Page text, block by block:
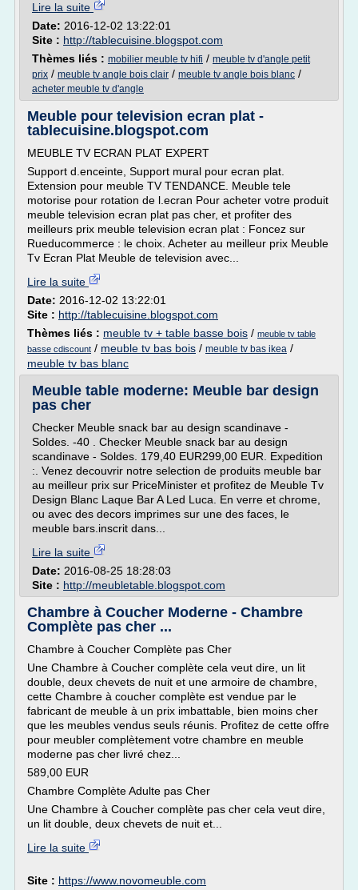
Lire la suite
Date: 2016-12-02 13:22:01
Site : http://tablecuisine.blogspot.com
Thèmes liés : mobilier meuble tv hifi / meuble tv d'angle petit
prix / meuble tv angle bois clair / meuble tv angle bois blanc /
acheter meuble tv d'angle
Meuble pour television ecran plat -
tablecuisine.blogspot.com
MEUBLE TV ECRAN PLAT EXPERT
Support d.enceinte, Support mural pour ecran plat.
Extension pour meuble TV TENDANCE. Meuble tele
motorise pour rotation de l.ecran Pour acheter votre produit
meuble television ecran plat pas cher, et profiter des
meilleurs prix meuble television ecran plat : Foncez sur
Rueducommerce : le choix. Acheter au meilleur prix Meuble
Tv Ecran Plat Meuble de television avec...
Lire la suite
Date: 2016-12-02 13:22:01
Site : http://tablecuisine.blogspot.com
Thèmes liés : meuble tv + table basse bois / meuble tv table
basse cdiscount / meuble tv bas bois / meuble tv bas ikea /
meuble tv bas blanc
Meuble table moderne: Meuble bar design
pas cher
Checker Meuble snack bar au design scandinave -
Soldes. -40 . Checker Meuble snack bar au design
scandinave - Soldes. 179,40 EUR299,00 EUR. Expedition
:. Venez decouvrir notre selection de produits meuble bar
au meilleur prix sur PriceMinister et profitez de Meuble Tv
Design Blanc Laque Bar A Led Luca. En verre et chrome,
ou avec des decors imprimes sur une des faces, le
meuble bars.inscrit dans...
Lire la suite
Date: 2016-08-25 18:28:03
Site : http://meubletable.blogspot.com
Chambre à Coucher Moderne - Chambre
Complète pas cher ...
Chambre à Coucher Complète pas Cher
Une Chambre à Coucher complète cela veut dire, un lit
double, deux chevets de nuit et une armoire de chambre,
cette Chambre à coucher complète est vendue par le
fabricant de meuble à un prix imbattable, bien moins cher
que les meubles vendus seuls réunis. Profitez de cette offre
pour meubler complètement votre chambre en meuble
moderne pas cher livré chez...
589,00 EUR
Chambre Complète Adulte pas Cher
Une Chambre à Coucher complète pas cher cela veut dire,
un lit double, deux chevets de nuit et...
Lire la suite
Site : https://www.novomeuble.com